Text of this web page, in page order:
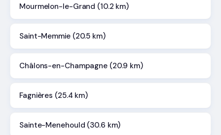
Mourmelon-le-Grand (10.2 km)
Saint-Memmie (20.5 km)
Châlons-en-Champagne (20.9 km)
Fagnières (25.4 km)
Sainte-Menehould (30.6 km)